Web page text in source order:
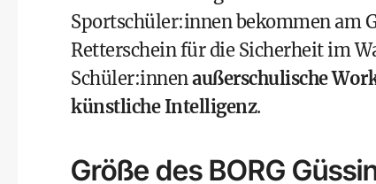
Sportschüler:innen bekommen am
Retterschein für die Sicherheit im
Schüler:innenaußerschulische
künstliche Intelligenz.
Größe des BORG